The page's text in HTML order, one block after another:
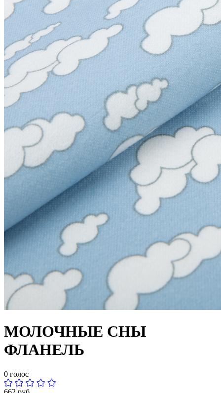
МОЛОЧНЫЕ СНЫ
ФЛАНЕЛЬ
0 голос